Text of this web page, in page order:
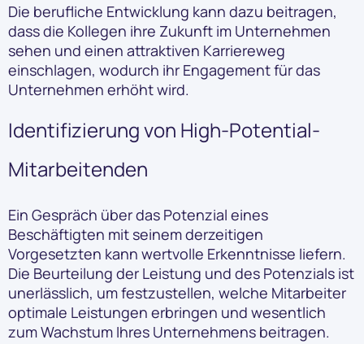
Die berufliche Entwicklung kann dazu beitragen,
dass die Kollegen ihre Zukunft im Unternehmen
sehen und einen attraktiven Karriereweg
einschlagen, wodurch ihr Engagement für das
Unternehmen erhöht wird.
Identifizierung von High-Potential-
Mitarbeitenden
Ein Gespräch über das Potenzial eines
Beschäftigten mit seinem derzeitigen
Vorgesetzten kann wertvolle Erkenntnisse liefern.
Die Beurteilung der Leistung und des Potenzials ist
unerlässlich, um festzustellen, welche Mitarbeiter
optimale Leistungen erbringen und wesentlich
zum Wachstum Ihres Unternehmens beitragen.